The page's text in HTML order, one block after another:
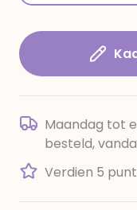
Maandag tot
besteld,
Verdien 5